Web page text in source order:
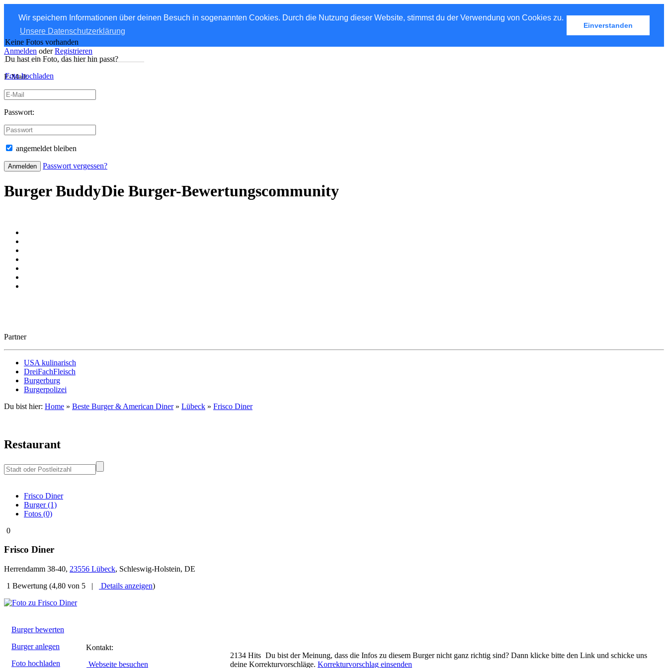
Wir speichern Informationen über deinen Besuch in sogenannten Cookies. Durch die Nutzung dieser Website, stimmst du der Verwendung von Cookies zu.
Unsere Datenschutzerklärung
Einverstanden
Anmelden oder Registrieren
E-Mail:
Passwort:
angemeldet bleiben
Passwort vergessen?
Burger BuddyDie Burger-Bewertungscommunity
Partner
USA kulinarisch
DreiFachFleisch
Burgerburg
Burgerpolizei
Du bist hier: Home » Beste Burger & American Diner» Lübeck » Frisco Diner
Restaurant
Frisco Diner
Burger (1)
Fotos (0)
0
Frisco Diner
Herrendamm 38-40, 23556 Lübeck, Schleswig-Holstein, DE
1 Bewertung (4,80 von 5 | Details anzeigen)
Keine Fotos vorhanden
Du hast ein Foto, das hier hin passt?
Foto hochladen
Burger bewerten
Burger anlegen
Foto hochladen
Kontakt:
Webseite besuchen
2134 Hits Du bist der Meinung, dass die Infos zu diesem Burger nicht ganz richtig sind? Dann klicke bitte den Link und schicke uns
deine Korrekturvorschläge. Korrekturvorschlag einsenden